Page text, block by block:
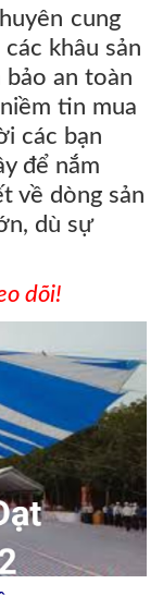
cung
khâu sản
bảo an toàn
tin mua
các bạn
để nắm
về dòng sản
dù sự
dõi!